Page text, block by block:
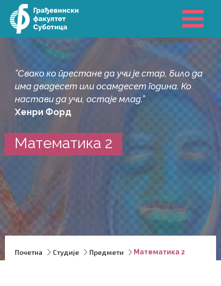
Пређи
садржај
”Свако ко престане да учи је стар, било да
има двадесет или осамдесет година. Ко
настави да учи, остаје млад.”
Хенри Форд
Математика 2
Почетна Студије Предмети Математика 2